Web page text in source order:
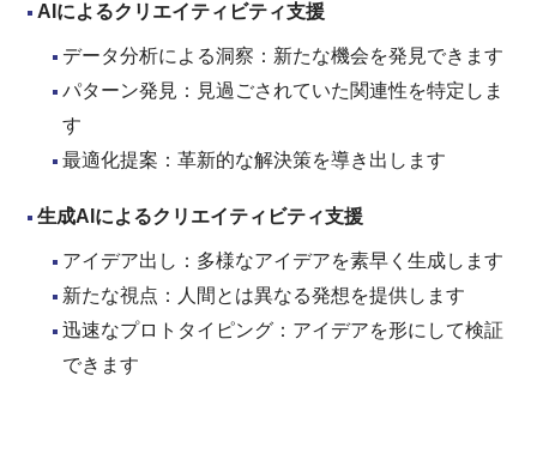
AI によるクリエイティビティ支援
データ分析による洞察：新たな機会を発見できます
パターン発見：見過ごされていた関連性を特定しま
す
最適化提案：革新的な解決策を導き出します
生成AI によるクリエイティビティ支援
アイデア出し：多様なアイデアを素早く生成します
新たな視点：人間とは異なる発想を提供します
迅速なプロトタイピング：アイデアを形にして検証
できます